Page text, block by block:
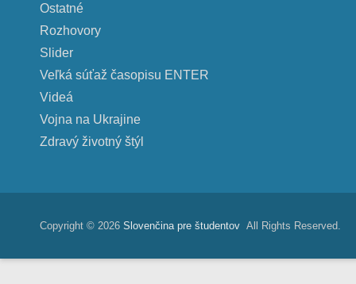
Ostatné
Rozhovory
Slider
Veľká súťaž časopisu ENTER
Videá
Vojna na Ukrajine
Zdravý životný štýl
Copyright © 2026 Slovenčina pre študentov All Rights Reserved.